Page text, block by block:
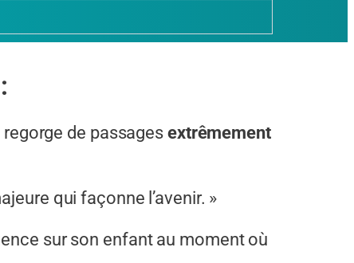
de passages extrêmement
qui façonne l’avenir. »
sur son enfant au moment où